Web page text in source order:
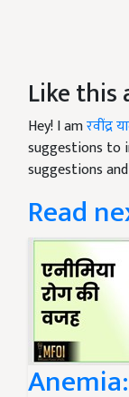
Like this
Hey! I amरवींद्र
suggestions to
suggestions
Read